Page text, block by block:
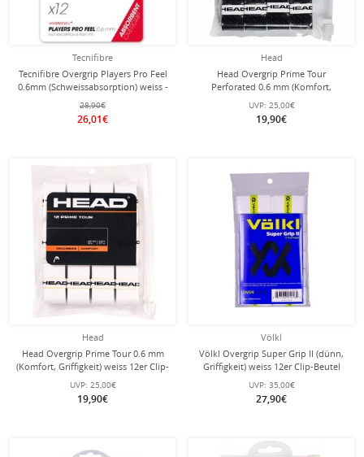
Tecnifibre
Tecnifibre Overgrip Players Pro Feel
0.6mm (Schweissabsorption) weiss -
12er Zip Beutel
28,90€
26,01€
Head
Head Overgrip Prime Tour
Perforated 0.6 mm (Komfort,
Griffigkeit) schwarz 12er Clip-Beutel
UVP: 25,00€
19,90€
Head
Head Overgrip Prime Tour 0.6 mm
(Komfort, Griffigkeit) weiss 12er Clip-
Beutel
UVP: 25,00€
19,90€
Völkl
Völkl Overgrip Super Grip II (dünn,
Griffigkeit) weiss 12er Clip-Beutel
UVP: 35,00€
27,90€